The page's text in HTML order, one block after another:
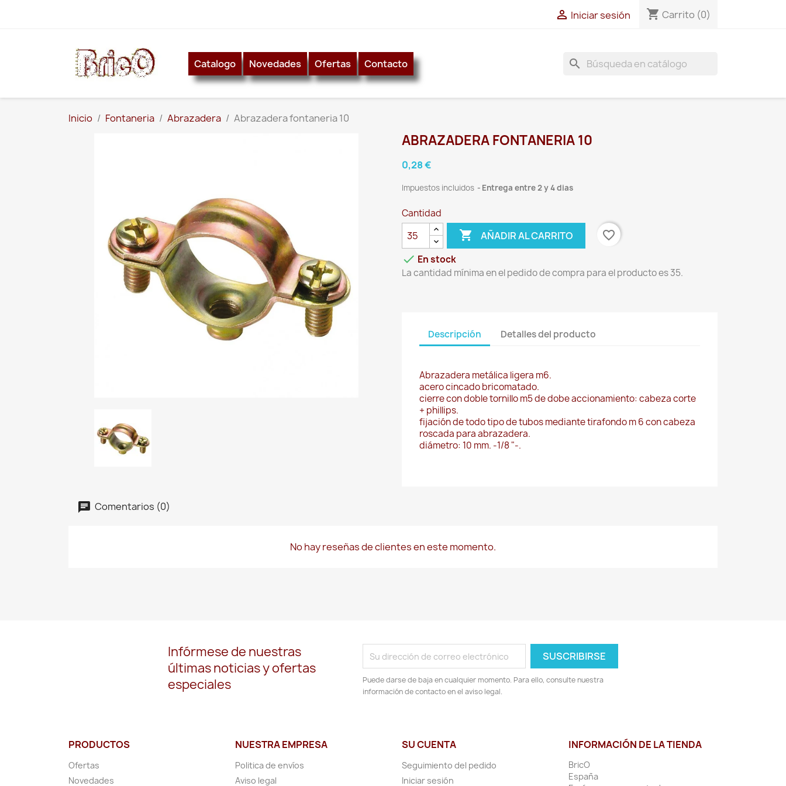
 Iniciar sesión shopping_cart Carrito (0)
Catalogo Novedades Ofertas Contacto search
Inicio Fontaneria Abrazadera Abrazadera fontaneria 10
ABRAZADERA FONTANERIA 10
0,28 €
Impuestos incluidos Entrega entre 2 y 4 dias
Cantidad
 AÑADIR AL CARRITO
favorite_border
 En stock
La cantidad mínima en el pedido de compra para el producto es 35.
Descripción Detalles del producto
Abrazadera metálica ligera m6.
acero cincado bricomatado.
cierre con doble tornillo m5 de dobe accionamiento: cabeza corte
+ phillips.
fijación de todo tipo de tubos mediante tirafondo m 6 con cabeza
roscada para abrazadera.
diámetro: 10 mm. -1/8 "-.
Comentarios (0)
No hay reseñas de clientes en este momento.
Infórmese de nuestras
últimas noticias y ofertas
especiales
Puede darse de baja en cualquier momento. Para ello, consulte nuestra
información de contacto en el aviso legal.
PRODUCTOS
Ofertas
Novedades
NUESTRA EMPRESA
Politica de envíos
Aviso legal
SU CUENTA
Seguimiento del pedido
Iniciar sesión
INFORMACIÓN DE LA TIENDA
BricO
España